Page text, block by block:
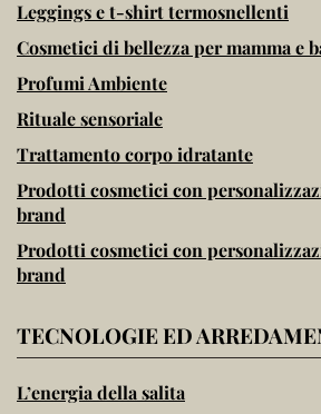
Leggings e t-shirt termosnellenti
Cosmetici di bellezza per mamma e
Profumi Ambiente
Rituale sensoriale
Trattamento corpo idratante
Prodotti cosmetici con
brand
Prodotti cosmetici con
brand
TECNOLOGIE ED
L’energia della salita